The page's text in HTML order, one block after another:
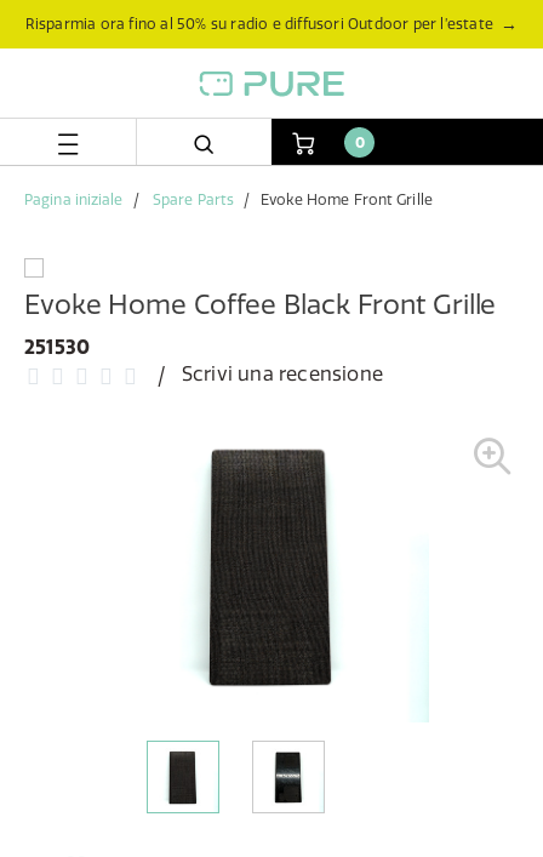
Risparmia ora fino al 50% su radio e diffusori Outdoor per l’estate →
0
Pagina iniziale Spare Parts Evoke Home Front Grille
Evoke Home Coffee Black Front Grille
251530
Scrivi una recensione